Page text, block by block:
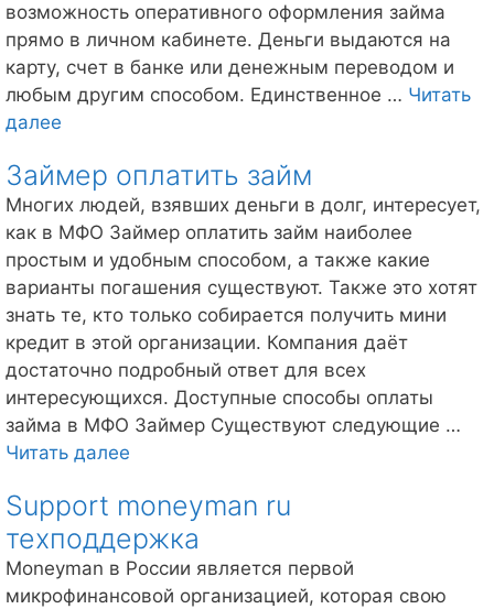
возможность оперативного оформления займа
прямо в личном кабинете. Деньги выдаются на
карту, счет в банке или денежным переводом и
любым другим способом. Единственное … Читать
далее
Займер
—
практика
Займер оплатить займ
Многих людей, взявших деньги в долг, интересует,
как в МФО Займер оплатить займ наиболее
простым и удобным способом, а также какие
варианты погашения существуют. Также это хотят
знать те, кто только собирается получить мини
кредит в этой организации. Компания даёт
достаточно подробный ответ для всех
интересующихся. Доступные способы оплаты
займа в МФО Займер Существуют следующие …
Читать далее
займ
Support moneyman ru
техподдержка
Moneyman в России является первой
микрофинансовой организацией, которая свою